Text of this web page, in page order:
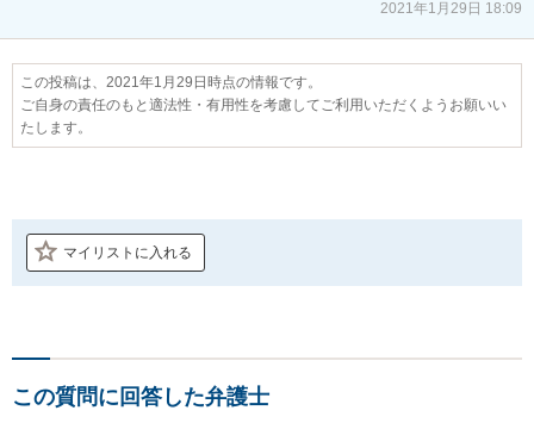
2021年1月29日 18:09
この投稿は、2021年1月29日時点の情報です。
ご自身の責任のもと適法性・有用性を考慮してご利用いただくようお願いい
たします。
マイリストに入れる
この質問に回答した弁護士